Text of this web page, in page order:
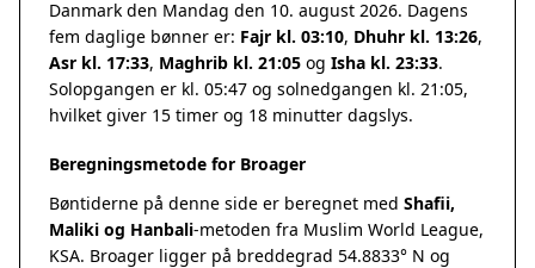
Danmark den Mandag den 10. august 2026. Dagens
fem daglige bønner er: Fajr kl. 03:10, Dhuhr kl. 13:26,
Asr kl. 17:33, Maghrib kl. 21:05 og Isha kl. 23:33.
Solopgangen er kl. 05:47 og solnedgangen kl. 21:05,
hvilket giver 15 timer og 18 minutter dagslys.
Beregningsmetode for Broager
Bøntiderne på denne side er beregnet med Shafii,
Maliki og Hanbali-metoden fra Muslim World League,
KSA. Broager ligger på breddegrad 54.8833° N og